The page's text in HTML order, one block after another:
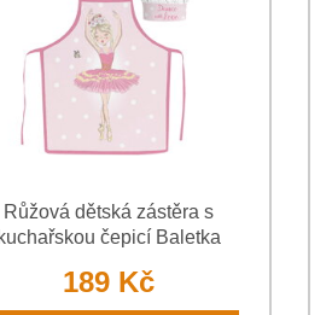
Růžová dětská zástěra s
kuchařskou čepicí Baletka
189 Kč